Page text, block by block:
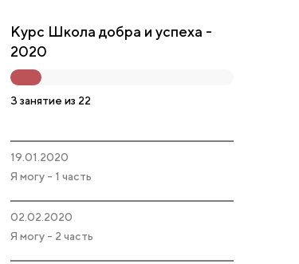
Курс Школа добра и успеха -
2020
3 занятие из 22
19.01.2020
Я могу - 1 часть
02.02.2020
Я могу - 2 часть